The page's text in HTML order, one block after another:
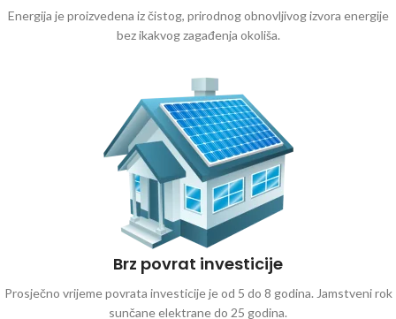
Energija je proizvedena iz čistog, prirodnog obnovljivog izvora energije
bez ikakvog zagađenja okoliša.
Brz povrat investicije
Prosječno vrijeme povrata investicije je od 5 do 8 godina. Jamstveni rok
sunčane elektrane do 25 godina.